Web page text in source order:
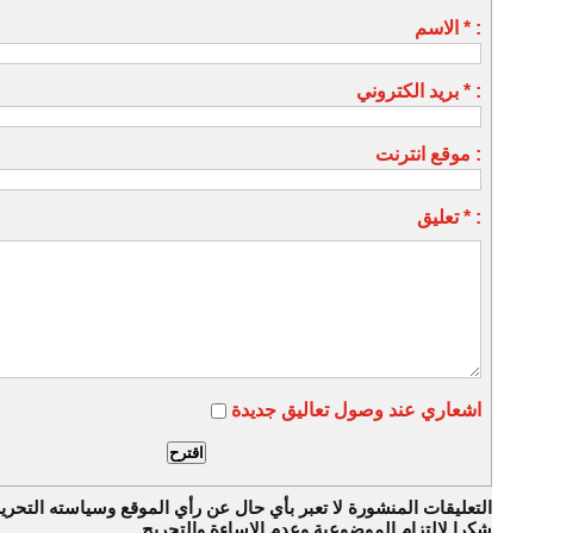
الاسم * :
بريد الكتروني * :
موقع انترنت :
تعليق * :
اشعاري عند وصول تعاليق جديدة
التعليقات المنشورة لا تعبر بأي حال عن رأي الموقع وسياسته
شكرا لالتزام الموضوعية وعدم الإساءة والتجريح